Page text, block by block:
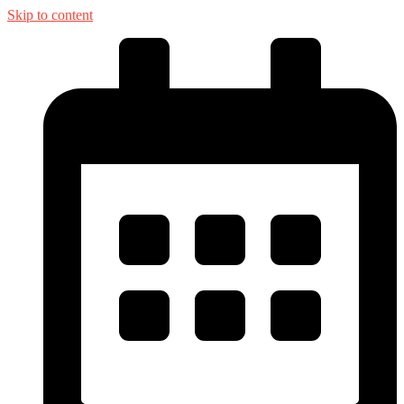
Skip to content